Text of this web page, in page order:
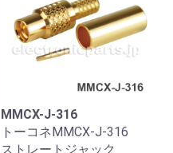
MMCX-J-316
トーコネMMCX-J-316
ストレートジャック